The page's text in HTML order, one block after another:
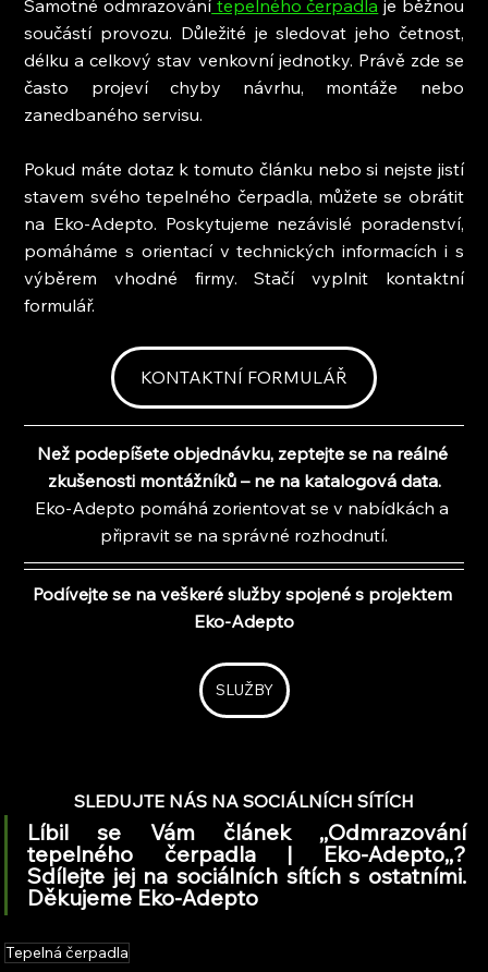
Samotné odmrazování tepelného čerpadla je běžnou
součástí provozu. Důležité je sledovat jeho četnost,
délku a celkový stav venkovní jednotky. Právě zde se
často projeví chyby návrhu, montáže nebo
zanedbaného servisu.
Pokud máte dotaz k tomuto článku nebo si nejste jistí
stavem svého tepelného čerpadla, můžete se obrátit
na Eko-Adepto. Poskytujeme nezávislé poradenství,
pomáháme s orientací v technických informacích i s
výběrem vhodné firmy. Stačí vyplnit kontaktní
formulář.
KONTAKTNÍ FORMULÁŘ
Než podepíšete objednávku, zeptejte se na reálné
zkušenosti montážníků – ne na katalogová data.
Eko-Adepto pomáhá zorientovat se v nabídkách a
připravit se na správné rozhodnutí.
Podívejte se na veškeré služby spojené s projektem
Eko-Adepto
SLUŽBY
SLEDUJTE NÁS NA SOCIÁLNÍCH SÍTÍCH
Líbil se Vám článek ,,Odmrazování
tepelného čerpadla | Eko-Adepto,,?
Sdílejte jej na sociálních sítích s ostatními.
Děkujeme Eko-Adepto
Tepelná čerpadla